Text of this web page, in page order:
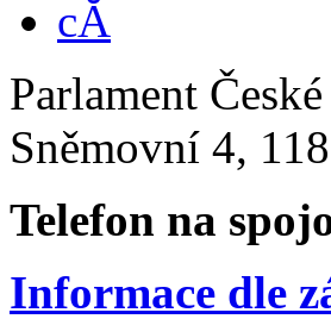
Parlament
Sněmovní 4,
Telefon na
Informace dle